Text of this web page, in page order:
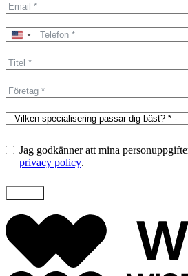
United
+1
Jag godkänner att mina
privacy policy.